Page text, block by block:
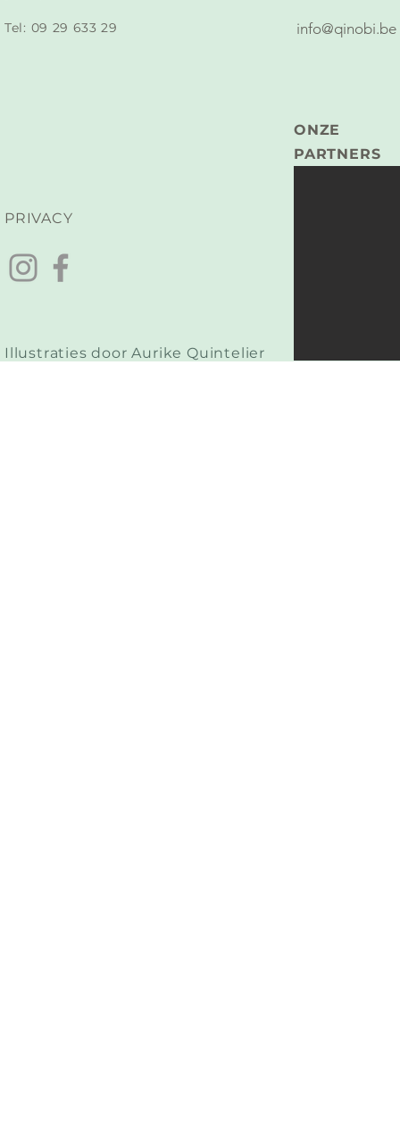
Tel: 09 29 633 29​ info@qinobi.be
ONZE
PARTNERS
PRIVACY
Illustraties door Aurike Quintelier